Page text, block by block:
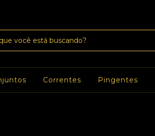
Correntes Pingentes